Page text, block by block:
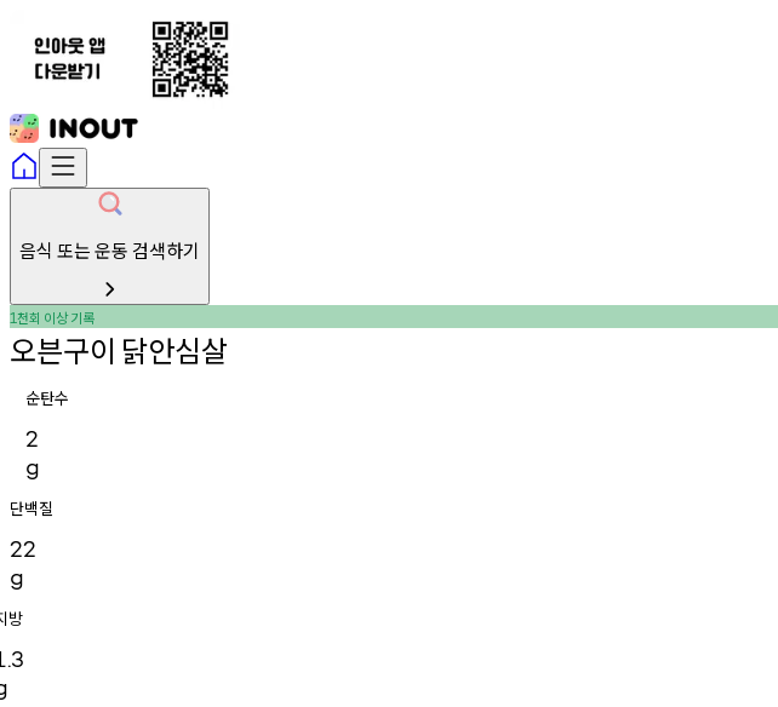
음식 또는 운동 검색하기
1천회 이상기록
오븐구이 닭안심살
순탄수
2
g
단백질
22
g
방